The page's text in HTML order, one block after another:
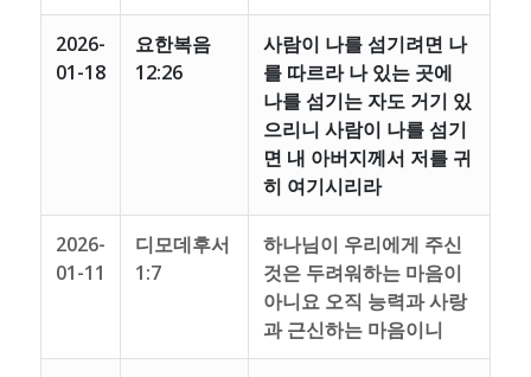
2026-
01-18
요한복음
12:26
사람이 나를 섬기려면 나
를 따르라 나 있는 곳에
나를 섬기는 자도 거기 있
으리니 사람이 나를 섬기
면 내 아버지께서 저를 귀
히 여기시리라
2026-
01-11
디모데후서
1:7
하나님이 우리에게 주신
것은 두려워하는 마음이
아니요 오직 능력과 사랑
과 근신하는 마음이니